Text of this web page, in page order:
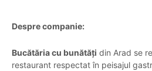
Despre companie:
Bucătăria cu bunătăți din Arad se
restaurant respectat în peisajul